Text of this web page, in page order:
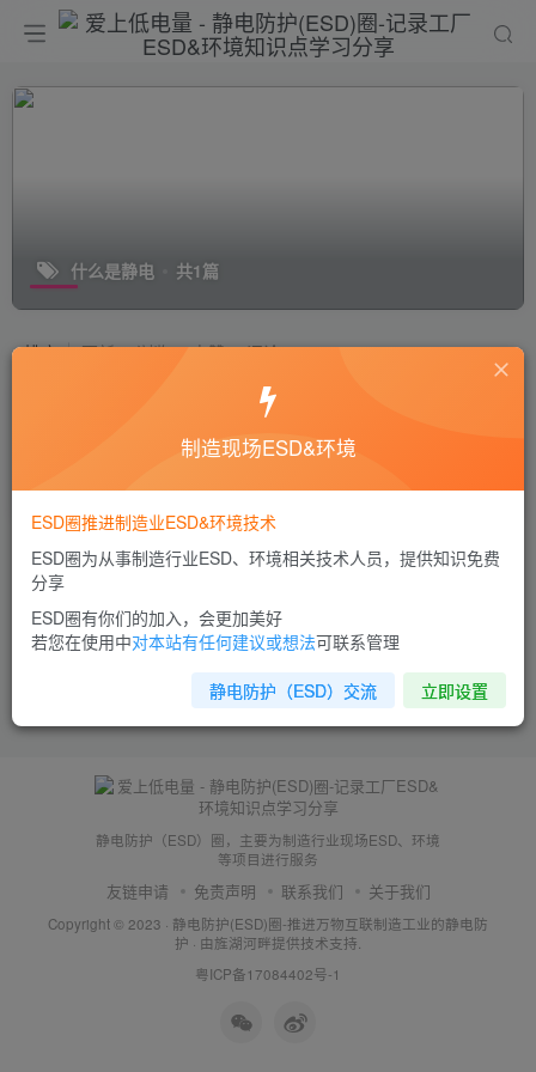
什么是静电 共1篇
排序 更新 浏览 点赞 评论
什么是静电？是如何产生的呢？
十万个为什么
8年前 4673
静电防护（ESD）圈，主要为制造行业现场ESD、环境
等项目进行服务
友链申请 免责声明 联系我们 关于我们
Copyright © 2023 · 静电防护(ESD)圈-推进万物互联制造工业的静电防
护 · 由旌湖河畔提供技术支持.
粤ICP备17084402号-1
制造现场ESD&环境
ESD圈推进制造业ESD&环境技术
ESD圈为从事制造行业ESD、环境相关技术人员，提供知识免费
分享
ESD圈有你们的加入，会更加美好
若您在使用中对本站有任何建议或想法可联系管理
静电防护（ESD）交流 立即设置